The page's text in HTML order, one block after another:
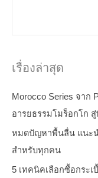
เรื่องล่าสุด
Morocco Series จาก
อารยธรรมโมร็อกโก
หมดปัญหาพื้นลื่น แนะน
สำหรับทุกคน
5 เทคนิคเลือกซื้อกระ